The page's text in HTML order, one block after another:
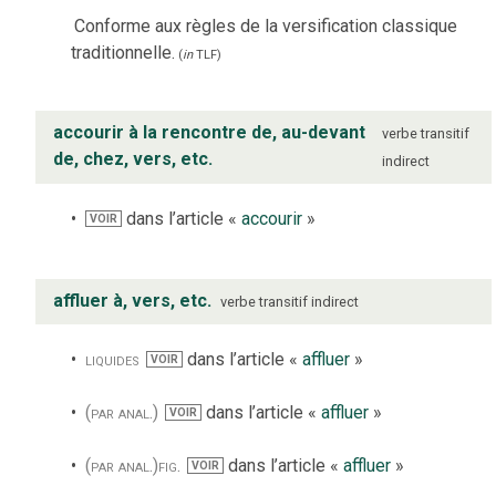
Conforme aux règles de la versification classique
traditionnelle. (inTLF)
accourir à la rencontre de, au-devant
de, chez, vers, etc.
verbe transitif
indirect
VOIR dans l’article «accourir »
affluer à, vers, etc. verbe transitif indirect
liquides VOIR dans l’article « affluer»
(par anal.) VOIR dans l’article « affluer»
(par anal.)fig. VOIR dans l’article « affluer»